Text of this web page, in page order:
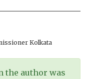
Kolkata
the author was